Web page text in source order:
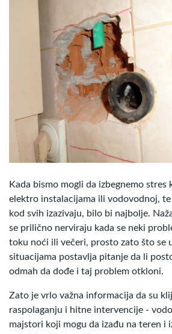
Kada bismo mogli da izbegnemo stres
elektro instalacijama ili vodovodnoj,
kod svih izazivaju, bilo bi najbolje.
se prilično nerviraju kada se neki
toku noći ili večeri, prosto zato što se
situacijama postavlja pitanje da li
odmah da dođe i taj problem otkloni.
Zato je vrlo važna informacija da su
raspolaganju i hitne intervencije -
majstori koji mogu da izađu na teren i